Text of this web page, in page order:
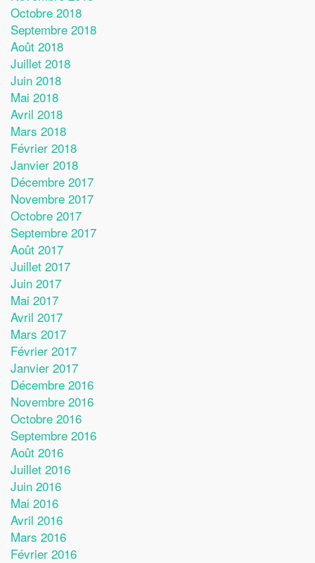
Octobre 2018
Septembre 2018
Août 2018
Juillet 2018
Juin 2018
Mai 2018
Avril 2018
Mars 2018
Février 2018
Janvier 2018
Décembre 2017
Novembre 2017
Octobre 2017
Septembre 2017
Août 2017
Juillet 2017
Juin 2017
Mai 2017
Avril 2017
Mars 2017
Février 2017
Janvier 2017
Décembre 2016
Novembre 2016
Octobre 2016
Septembre 2016
Août 2016
Juillet 2016
Juin 2016
Mai 2016
Avril 2016
Mars 2016
Février 2016